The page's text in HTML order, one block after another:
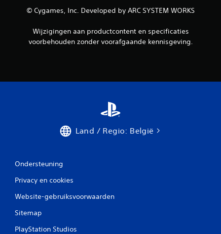
© Cygames, Inc. Developed by ARC SYSTEM WORKS
Wijzigingen aan productcontent en specificaties
voorbehouden zonder voorafgaande kennisgeving.
Land / Regio: België
Ondersteuning
Privacy en cookies
Website-gebruiksvoorwaarden
Sitemap
PlayStation Studios